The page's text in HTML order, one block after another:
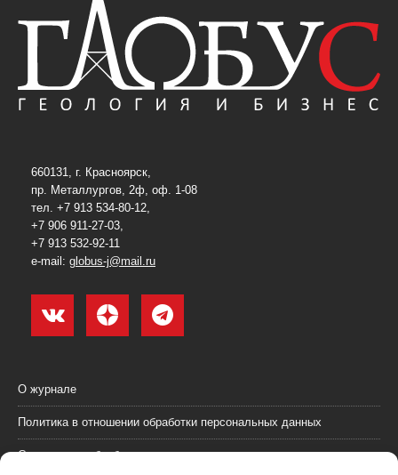
660131, г. Красноярск,
пр. Металлургов, 2ф, оф. 1-08
тел. +7 913 534-80-12,
+7 906 911-27-03,
+7 913 532-92-11
e-mail: globus-j@mail.ru
О журнале
Политика в отношении обработки персональных данных
Согласие на обработку персональных данных